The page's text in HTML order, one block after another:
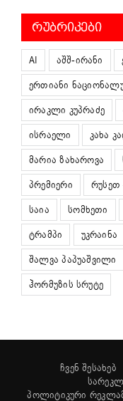
ᲠᲣᲑᲠᲘᲙᲔᲑᲘ
AI აშშ-ირანი
ერთიანი
ირაკლი კუპრაძე
ისრაელი
კახა
მარია ზახაროვა
პრემიერი
რუსეთ
საია
სომხეთი
ტრამპი
უკრაინა
შალვა პაპუაშვილი
ჰორმუზის სრუტე
ჩვენ შესახებ
პოლიტიკური